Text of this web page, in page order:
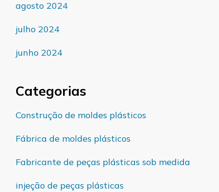
agosto 2024
julho 2024
junho 2024
Categorias
Construção de moldes plásticos
Fábrica de moldes plásticos
Fabricante de peças plásticas sob medida
injeção de peças plásticas